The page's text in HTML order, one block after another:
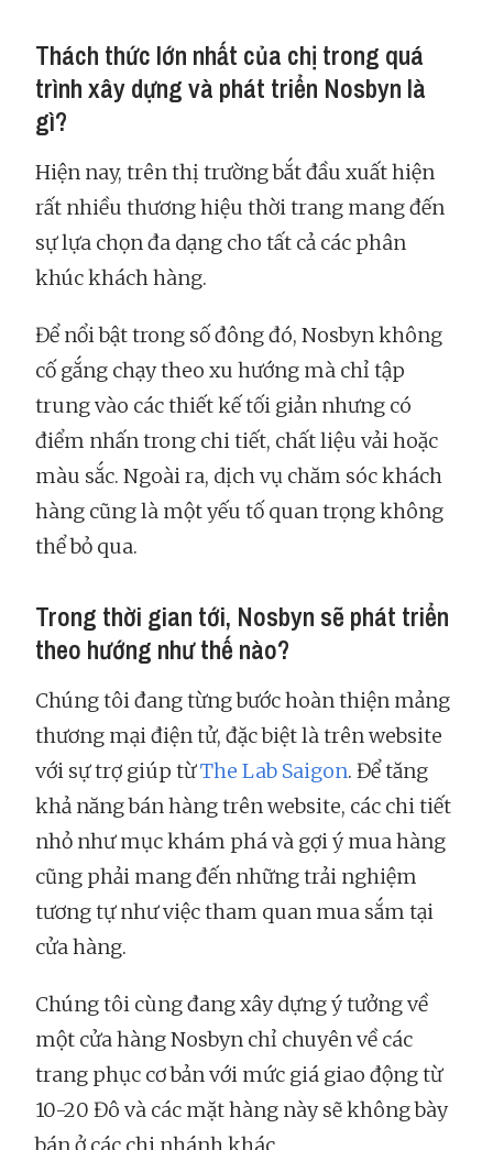
Thách thức lớn nhất của chị trong quá
trình xây dựng và phát triển Nosbyn là
gì?
Hiện nay, trên thị trường bắt đầu xuất hiện
rất nhiều thương hiệu thời trang mang đến
sự lựa chọn đa dạng cho tất cả các phân
khúc khách hàng.
Để nổi bật trong số đông đó, Nosbyn không
cố gắng chạy theo xu hướng mà chỉ tập
trung vào các thiết kế tối giản nhưng có
điểm nhấn trong chi tiết, chất liệu vải hoặc
màu sắc. Ngoài ra, dịch vụ chăm sóc khách
hàng cũng là một yếu tố quan trọng không
thể bỏ qua.
Trong thời gian tới, Nosbyn sẽ phát triển
theo hướng như thế nào?
Chúng tôi đang từng bước hoàn thiện mảng
thương mại điện tử, đặc biệt là trên website
với sự trợ giúp từThe Lab Saigon. Để tăng
khả năng bán hàng trên website, các chi tiết
nhỏ như mục khám phá và gợi ý mua hàng
cũng phải mang đến những trải nghiệm
tương tự như việc tham quan mua sắm tại
cửa hàng.
Chúng tôi cùng đang xây dựng ý tưởng về
một cửa hàng Nosbyn chỉ chuyên về các
trang phục cơ bản với mức giá giao động từ
10-20 Đô và các mặt hàng này sẽ không bày